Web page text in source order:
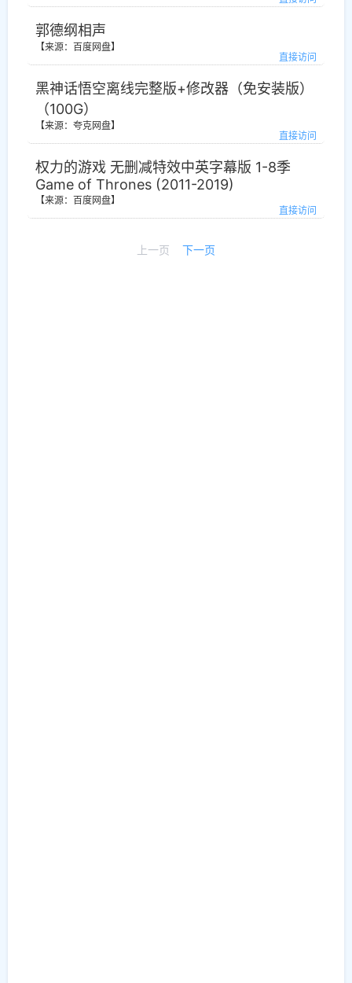
郭德纲相声
直接访问
【来源：百度网盘】
黑神话悟空离线完整版+修改器（免安装版）
（100G）
直接访问
【来源：夸克网盘】
权力的游戏 无删减特效中英字幕版 1-8季
Game of Thrones (2011-2019)
直接访问
【来源：百度网盘】
上一页 下一页